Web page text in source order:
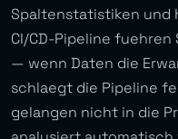
Spaltenstatistiken und
CI/CD-Pipeline fuehren
— wenn Daten die
schlaegt die Pipeline
gelangen nicht in die